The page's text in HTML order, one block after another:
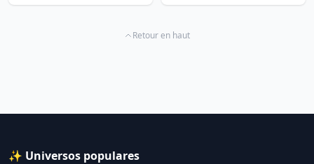
Retour en haut
✨ Universos populares